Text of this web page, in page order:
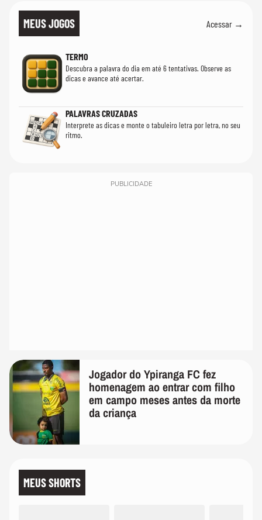
MEUS JOGOS Acessar →
TERMO
Descubra a palavra do dia em até 6 tentativas. Observe as
dicas e avance até acertar.
PALAVRAS CRUZADAS
Interprete as dicas e monte o tabuleiro letra por letra, no seu
ritmo.
PUBLICIDADE
Jogador do Ypiranga FC fez
homenagem ao entrar com filho
em campo meses antes da morte
da criança
MEUS SHORTS